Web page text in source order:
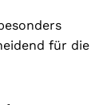
für die